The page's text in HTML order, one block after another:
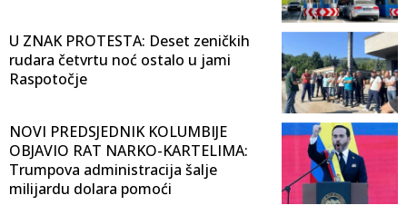
U ZNAK PROTESTA: Deset zeničkih
rudara četvrtu noć ostalo u jami
Raspotočje
NOVI PREDSJEDNIK KOLUMBIJE
OBJAVIO RAT NARKO-KARTELIMA:
Trumpova administracija šalje
milijardu dolara pomoći